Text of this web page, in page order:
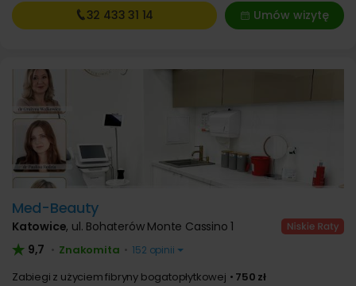
Umów wizytę
32 433 31 14
Med-Beauty
Katowice, ul. Bohaterów Monte Cassino 1
9,7 • Znakomita • 152 opinii
Zabiegi z użyciem fibryny bogatopłytkowej
750 zł